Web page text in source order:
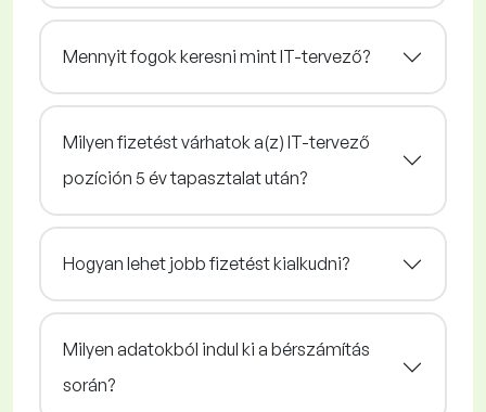
Mennyit fogok keresni mint IT-tervező?
Milyen fizetést várhatok a(z) IT-tervező
pozíción 5 év tapasztalat után?
Hogyan lehet jobb fizetést kialkudni?
Milyen adatokból indul ki a bérszámítás
során?